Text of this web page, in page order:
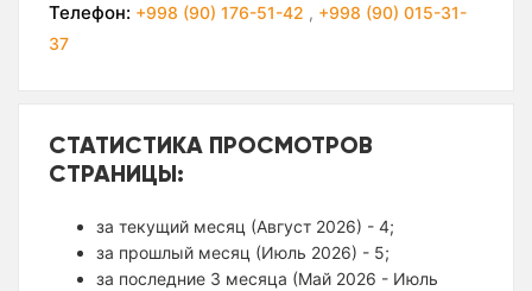
Телефон: +998 (90) 176-51-42 , +998 (90) 015-31-
37
СТАТИСТИКА ПРОСМОТРОВ
СТРАНИЦЫ:
за текущий месяц (Август 2026) - 4;
за прошлый месяц (Июль 2026) - 5;
за последние 3 месяца (Май 2026 - Июль